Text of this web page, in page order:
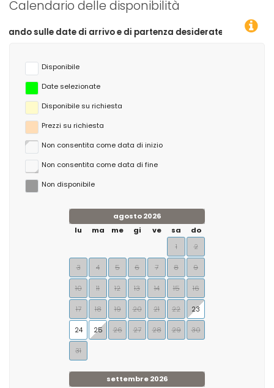
Calendario delle disponibilità
di arrivo e di partenza desiderate!
Disponibile
Date selezionate
Disponibile su richiesta
Prezzi su richiesta
Non consentita come data di inizio
Non consentita come data di fine
Non disponibile
agosto 2026
lu
ma me gi ve sa
do
1
2
3 4 5 6 7 8 9
10 11 12 13 14 15 16
17 18 19 20 21 22 23
24 25 26 27 28 29 30
31
settembre 2026